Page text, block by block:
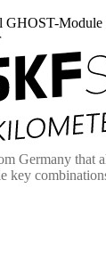
GHOST-
Germany that
key